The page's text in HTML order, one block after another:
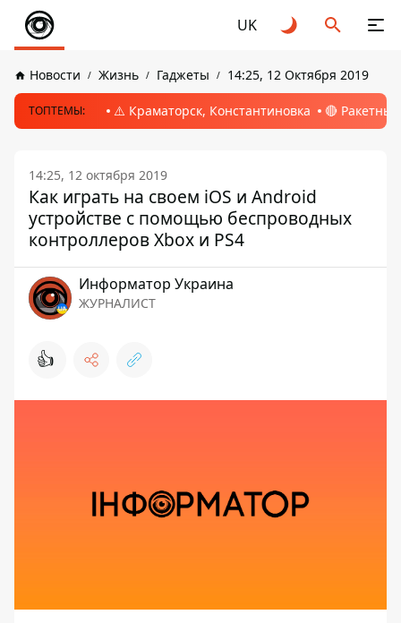
UK
Новости Жизнь Гаджеты 14:25, 12 Октября 2019
ТОПТЕМЫ: ⚠️ Краматорск, Константиновка 🔴
14:25, 12 октября 2019
Как играть на своем iOS и Android
устройстве с помощью беспроводных
контроллеров Xbox и PS4
Информатор Украина
ЖУРНАЛИСТ
👍